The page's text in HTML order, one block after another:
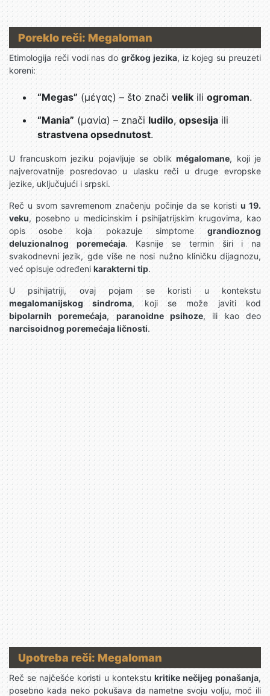
Poreklo reči: Megaloman
Etimologija reči vodi nas do grčkog jezika, iz kojeg su preuzeti
koreni:
“Megas” (μέγας) – što značivelikiliogroman.
“Mania”(μανία) – značiludilo, opsesijaili
strastvena opsednutost.
U francuskom jeziku pojavljuje se oblik mégalomane, koji je
najverovatnije posredovao u ulasku reči u druge evropske
jezike, uključujući i srpski.
Reč u svom savremenom značenju počinje da se koristiu 19.
veku, posebno u medicinskim i psihijatrijskim krugovima, kao
opis osobe koja pokazuje simptomegrandioznog
deluzionalnog poremećaja. Kasnije se termin širi i na
svakodnevni jezik, gde više ne nosi nužno kliničku dijagnozu,
već opisuje određeni karakterni tip.
U psihijatriji, ovaj pojam se koristi u kontekstu
megalomanijskog sindroma, koji se može javiti kod
bipolarnih poremećaja, paranoidne psihoze, ili kao deo
narcisoidnog poremećaja ličnosti.
Upotreba reči: Megaloman
Reč se najčešće koristi u kontekstukritike nečijeg ponašanja,
posebno kada neko pokušava da nametne svoju volju, moć ili